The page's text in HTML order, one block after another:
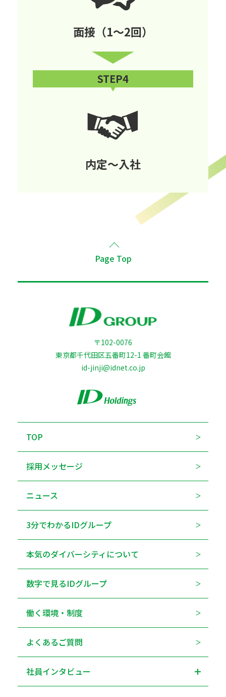
面接（1～2回）
STEP4
内定～入社
Page Top
〒102-0076
東京都千代田区五番町12-1 番町会館
id-jinji@idnet.co.jp
TOP
採用メッセージ
ニュース
3分でわかるIDグループ
本気のダイバーシティについて
数字で見るIDグループ
働く環境・制度
よくあるご質問
社員インタビュー